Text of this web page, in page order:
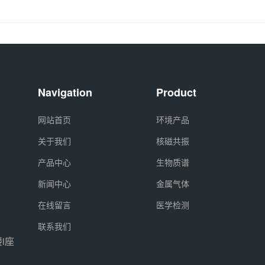
i座
Navigation
网站首页
关于我们
产品中心
新闻中心
在线留言
联系我们
Product
环境产品
核磁共振
生物质谱
金属气体
医学检测